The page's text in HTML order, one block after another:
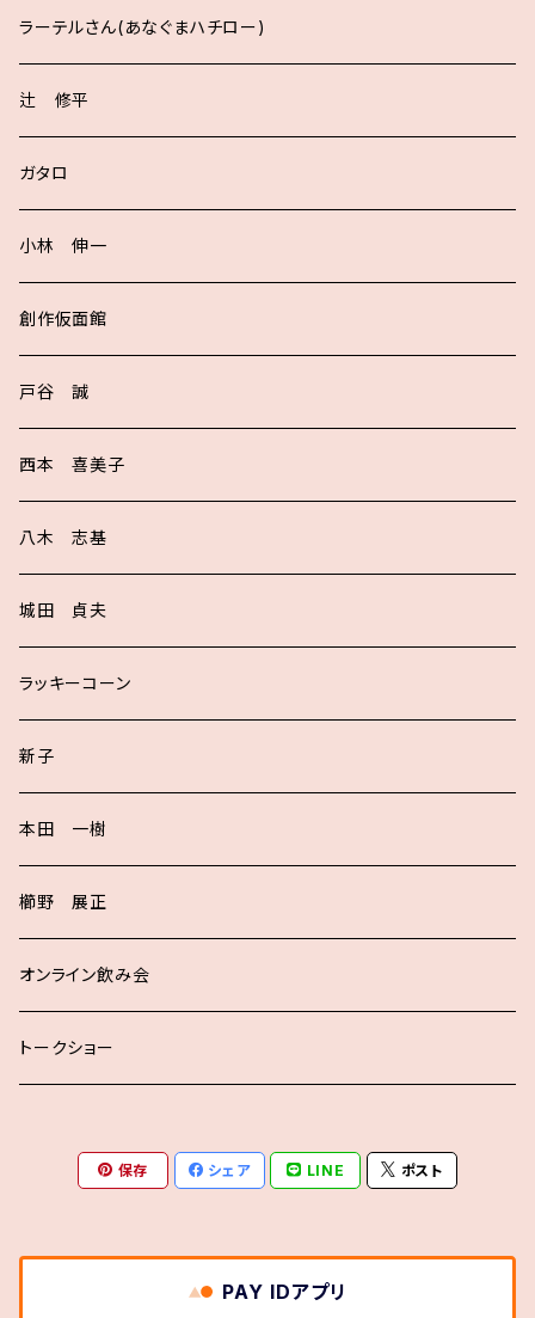
ラーテルさん(あなぐまハチロー)
辻 修平
ガタロ
小林 伸一
創作仮面館
戸谷 誠
西本 喜美子
八木 志基
城田 貞夫
ラッキーコーン
新子
本田 一樹
櫛野 展正
オンライン飲み会
トークショー
保存 シェア LINE ポスト
PAY IDアプリ